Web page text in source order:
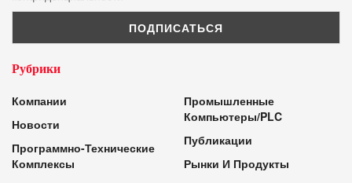
Рубрики
Компании
Новости
Программно-Технические
Комплексы
Промышленные
Компьютеры/PLC
Публикации
Рынки И Продукты